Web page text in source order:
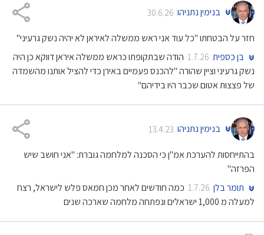
בנימין נתניהו 30.6.26
חזר על הבטחתו "כל עוד אני ראש ממשלה לאיראן לא יהיה נשק גרעיני"
בן כספית 1.7.26 הודה שבתקופתו כראש ממשלה איראן דווקא כן היה
נשק גרעיני וציין שהורה "להכנס פעמיים באירן כדי להציל אותנו מהשמדה
של פצצות אטום שכבר היו בידיהם"
בנימין נתניהו 13.4.23
בהתייחסות להערכת אמ"ן כי הסכנה למלחמה גוברת: "אני חושב שיש
הפרזה"
תומר בלן 1.7.26 כמה חודשים לאחר מכן חמאס פלש לישראל, רצח
למעלה מ 1,000 ישראלים ונפתחה מלחמה שארכה שנים